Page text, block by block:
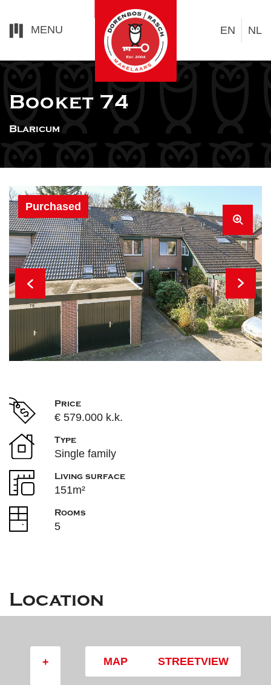
MENU EN NL
Booket 74
Blaricum
Purchased
Price
€ 579.000 k.k.
Type
Single family
Living surface
151m²
Rooms
5
Location
+ MAP STREETVIEW